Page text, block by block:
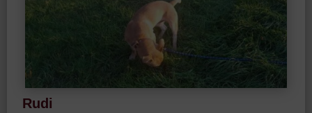
Rudi